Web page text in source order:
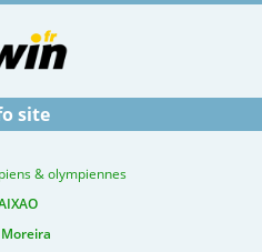
site
& olympiennes